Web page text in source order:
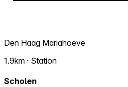
Den Haag Mariahoeve
1.9km · Station
Scholen